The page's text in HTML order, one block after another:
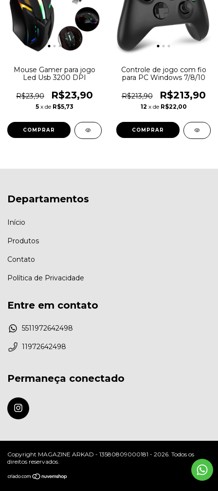
Mouse Gamer para jogo
Led Usb 3200 DPI
R$23,90 R$23,90
5 x de R$5,73
Controle de jogo com fio
para PC Windows 7/8/10
R$213,90 R$213,90
12 x de R$22,00
Departamentos
Início
Produtos
Contato
Política de Privacidade
Entre em contato
5511972642498
11972642498
Permaneça conectado
Copyright MAGAZINE ARKAD - 13580809000181 - 2026. Todos os
direitos reservados.